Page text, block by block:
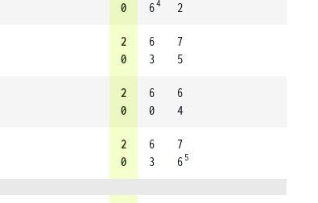
0
64
2
2
0
6
3
7
5
2
0
6
0
6
4
2
0
6
3
7
6 5